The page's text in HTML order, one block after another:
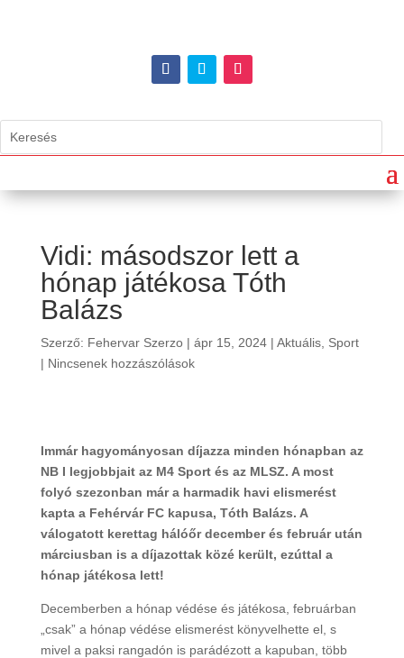
Vidi: másodszor lett a
hónap játékosa Tóth
Balázs
Szerző: Fehervar Szerzo| ápr 15, 2024| Aktuális, Sport
| Nincsenek hozzászólások
Immár hagyományosan díjazza minden hónapban az
NB I legjobbjait az M4 Sport és az MLSZ. A most
folyó szezonban már a harmadik havi elismerést
kapta a Fehérvár FC kapusa, Tóth Balázs. A
válogatott kerettag hálóőr december és február után
márciusban is a díjazottak közé került, ezúttal a
hónap játékosa lett!
Decemberben a hónap védése és játékosa, februárban
„csak” a hónap védése elismerést könyvelhette el, s
mivel a paksi rangadón is parádézott a kapuban, több